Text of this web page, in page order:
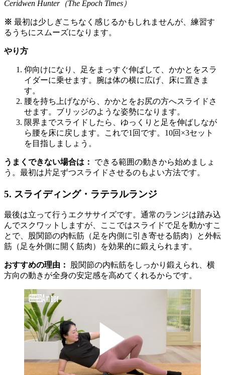
Ceridwen Hunter（The Epoch Times）
※ 最初は少しぎこちなく感じるかもしれませんが、練習す
るうちにスムーズになります。
やり方
仰向けになり、足をまっすぐ伸ばして、かかとをスラ
イダーに乗せます。腕は体の横に広げ、床に置きま
す。
腰を持ち上げながら、かかとをお尻の方へスライドさ
せます。ブリッジのような姿勢になります。
限界までスライドしたら、ゆっくりと足を伸ばしなが
ら腰を床に戻します。これで1回です。10回×3セット
を目指しましょう。
うまくできない場合は：
できる範囲の動きから始めましょ
う。最初は片足ずつスライドさせるのもよい方法です。
5. スライディング・ラテラルランジ
最後は立って行うエクササイズです。通常のランジは踏み込
んでスクワットしますが、ここではスライドで足を動かすこ
とで、股関節の内転筋（足を内側に引き寄せる筋肉）と外転
筋（足を外側に開く筋肉）を効果的に鍛えられます。
おすすめの理由：
股関節の内転筋をしっかり鍛えられ、横
方向の動きが全身の安定感を高めてくれるからです。